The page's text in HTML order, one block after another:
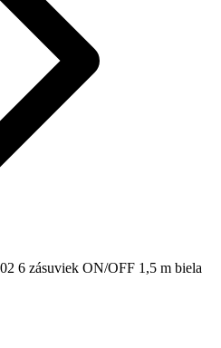
6 zásuviek ON/OFF 1,5 m biela